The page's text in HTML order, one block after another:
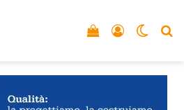
Accedi
Vedi il carrello